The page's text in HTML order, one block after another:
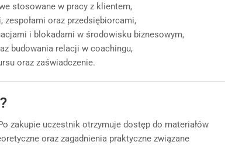
stosowane w pracy z klientem,
oraz przedsiębiorcami,
i blokadami w środowisku biznesowym,
budowania relacji w coachingu,
oraz zaświadczenie.
zakupie uczestnik otrzymuje dostęp do materiałów
oraz zagadnienia praktyczne związane